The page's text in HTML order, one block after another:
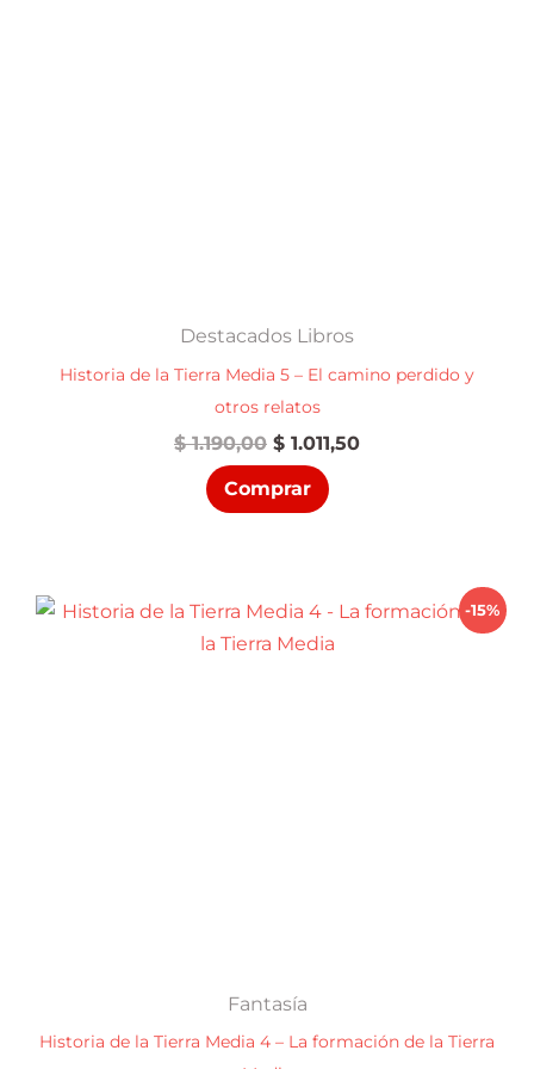
Destacados Libros
Historia de la Tierra Media 5 – El camino perdido y
otros relatos
$1.190,00 El
precio
original
era:
$ 1.011,50El
Comprar
-15%
Fantasía
Historia de la Tierra Media 4 – La formación de la Tierra